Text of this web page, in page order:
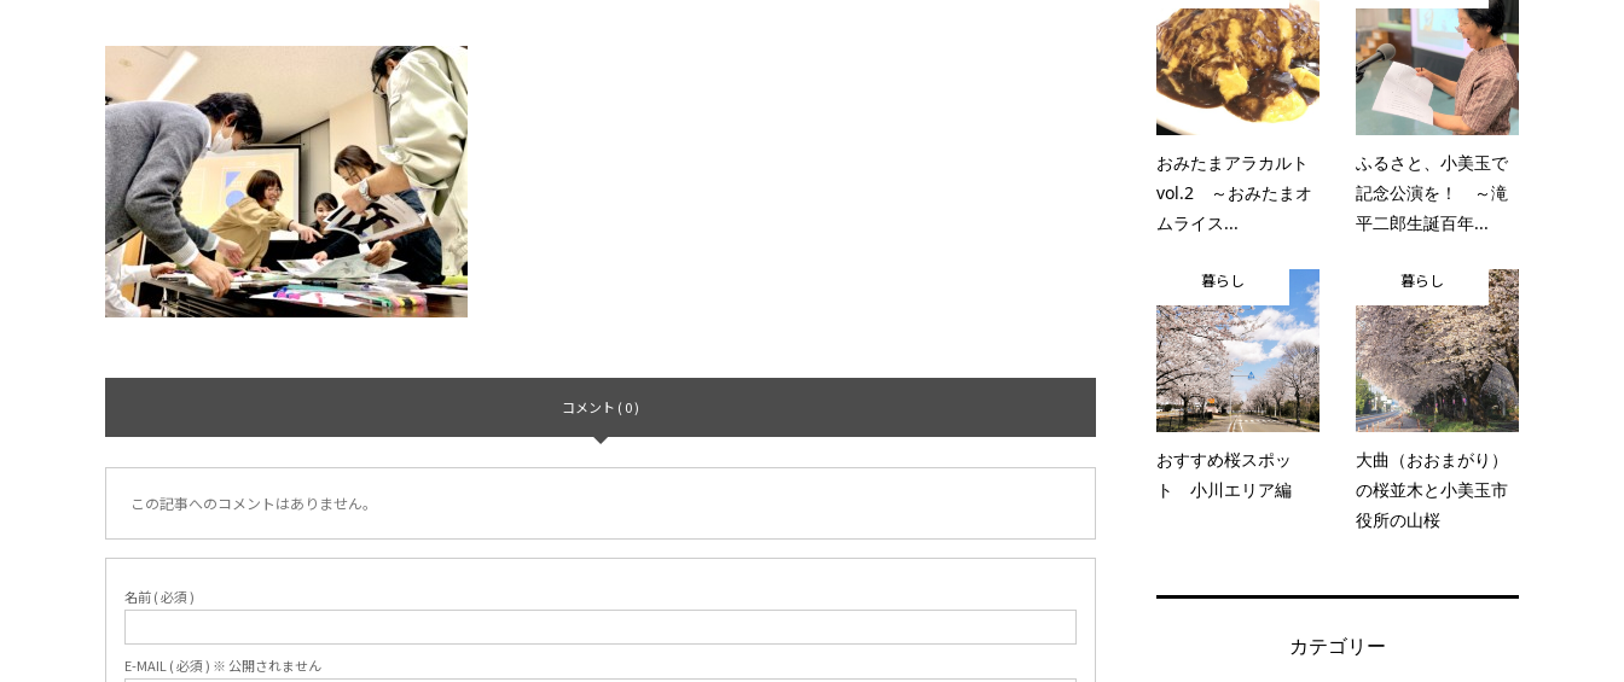
コメント ( 0 )
この記事へのコメントはありません。
名前 ( 必須 )
E-MAIL ( 必須 ) ※ 公開されません
おみたまアラカルト
vol.2 ～おみたまオ
ムライス...
ふるさと、小美玉で
記念公演を！ ～滝
平二郎生誕百年...
暮らし
おすすめ桜スポッ
ト 小川エリア編
暮らし
大曲（おおまがり）
の桜並木と小美玉市
役所の山桜
カテゴリー